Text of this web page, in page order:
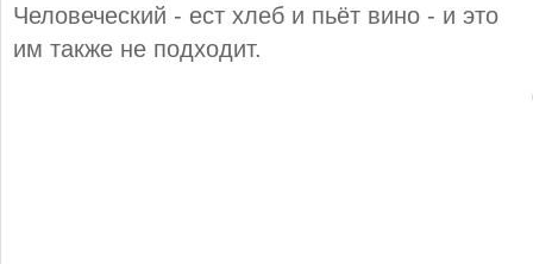
Человеческий - ест хлеб и пьёт вино - и это
им также не подходит.